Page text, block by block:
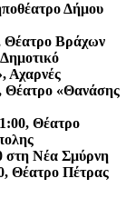
Δήμου
Θέατρο Βράχων
Αχαρνές
Θέατρο «Θανάσης
Θέατρο
στη Νέα Σμύρνη
Θέατρο Πέτρας